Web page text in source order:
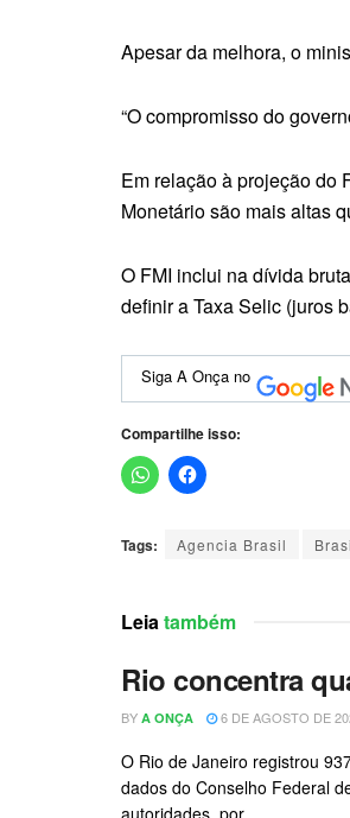
Apesar da melhora, o
“O compromisso do
Em relação à projeção do
Monetário são mais altas
O FMI inclui na dívida
definir a Taxa Selic (juros
Siga A Onça no
Compartilhe isso:
Tags: Agencia Brasil
Leiatambém
Rio concentra
BY A ONÇA 6 DE AGOSTO DE
O Rio de Janeiro registrou
dados do Conselho Federal
autoridades, por...